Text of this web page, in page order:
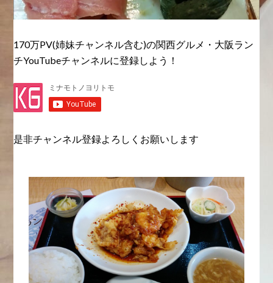
170万PV(姉妹チャンネル含む)の関西グルメ・大阪ラン
チYouTubeチャンネルに登録しよう！
是非チャンネル登録よろしくお願いします